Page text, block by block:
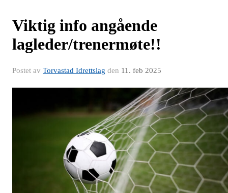
Viktig info angående
lagleder/trenermøte!!
Postet av Torvastad Idrettslag den 11. feb 2025